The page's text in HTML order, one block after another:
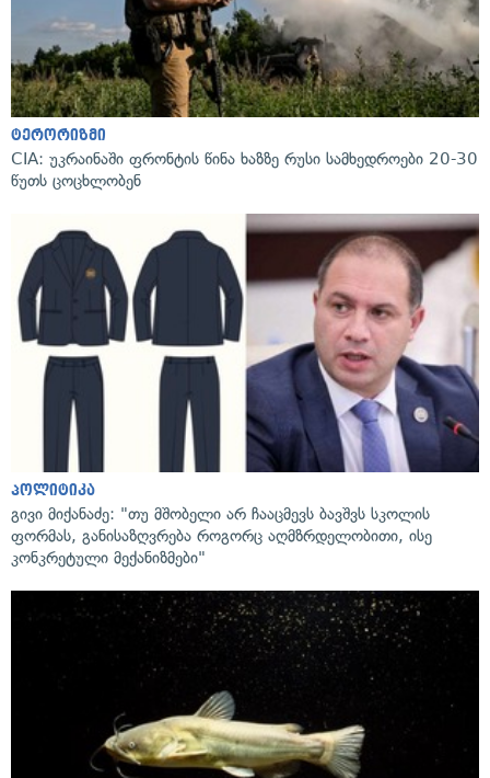
ტერორიზმი
CIA: უკრაინაში ფრონტის წინა ხაზზე რუსი სამხედროები 20-30
წუთს ცოცხლობენ
პოლიტიკა
გივი მიქანაძე: "თუ მშობელი არ ჩააცმევს ბავშვს სკოლის
ფორმას, განისაზღვრება როგორც აღმზრდელობითი, ისე
კონკრეტული მექანიზმები"